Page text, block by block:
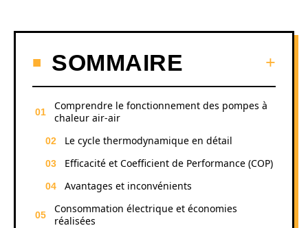
SOMMAIRE
Comprendre le fonctionnement des pompes à
chaleur air-air
Le cycle thermodynamique en détail
Efficacité et Coefficient de Performance (COP)
Avantages et inconvénients
Consommation électrique et économies
réalisées